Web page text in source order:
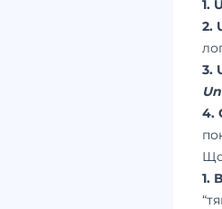
1.
2.
3.
4.
Що
1.